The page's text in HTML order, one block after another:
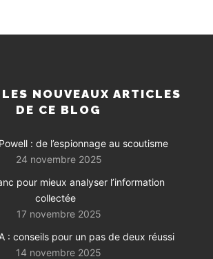
LES NOUVEAUX ARTICLES
DE CE BLOG
: de l’espionnage au scoutisme
24 novembre 2025
pour mieux analyser l’information
collectée
17 novembre 2025
: conseils pour un pas de deux réussi
14 novembre 2025